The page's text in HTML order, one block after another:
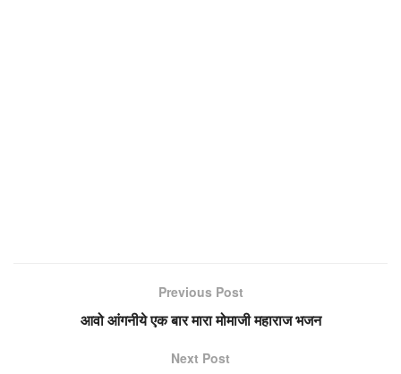
Previous Post
आवो आंगनीये एक बार मारा मोमाजी महाराज भजन
Next Post